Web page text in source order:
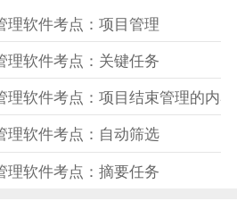
理软件考点：项目管理
理软件考点：关键任务
软件考点：项目结束管理的内容
理软件考点：自动筛选
理软件考点：摘要任务